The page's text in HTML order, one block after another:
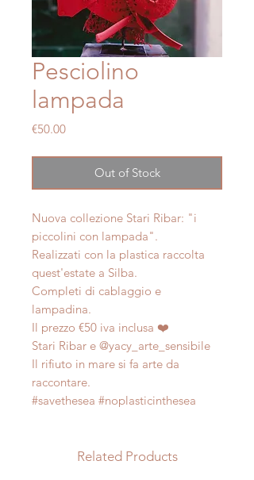
Pesciolino
lampada
€50.00Price
Out of Stock
Nuova collezione Stari Ribar: "i
piccolini con lampada".
Realizzati con la plastica raccolta
quest'estate a Silba.
Completi di cablaggio e
lampadina.
Il prezzo €50 iva inclusa ❤️
Stari Ribar e @yacy_arte_sensibile
Il rifiuto in mare si fa arte da
raccontare.
#savethesea #noplasticinthesea
Related Products